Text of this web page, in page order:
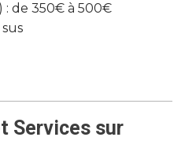
: de 350€ à 500€
Services sur